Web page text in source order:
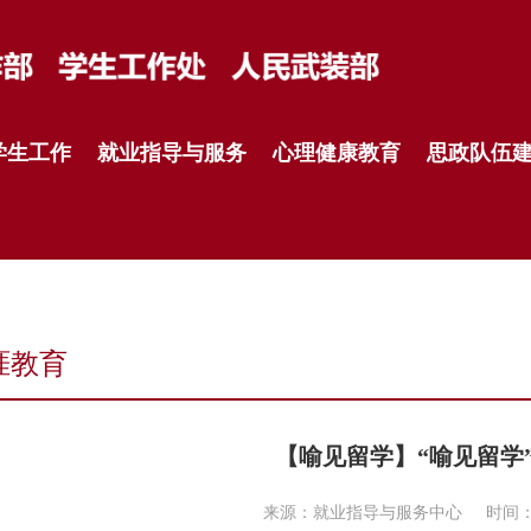
生工作 就业指导与服务 心理健康教育 思政队伍
教育
【喻见留学】“喻见留
来源：就业指导与服务中心 时间